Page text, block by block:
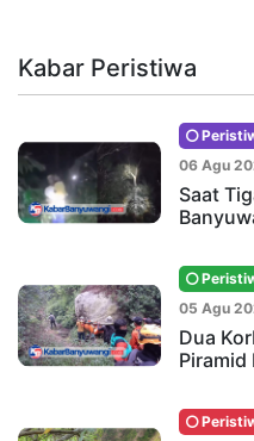
Kabar Peristiwa
06 Agu
Saat
05 Agu
Dua